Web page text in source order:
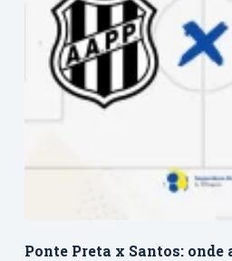
Ponte Preta x Santos: